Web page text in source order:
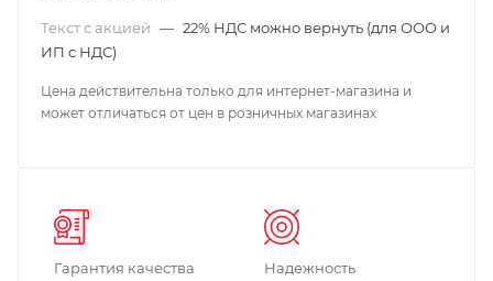
Текст с акцией — 22% НДС можно вернуть (для ООО и
ИП с НДС)
Цена действительна только для интернет-магазина и
может отличаться от цен в розничных магазинах
Гарантия качества
Надежность